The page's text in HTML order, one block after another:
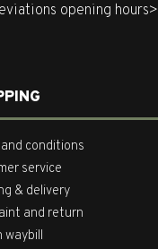
opening hours>
conditions
service
& delivery
and return
waybill